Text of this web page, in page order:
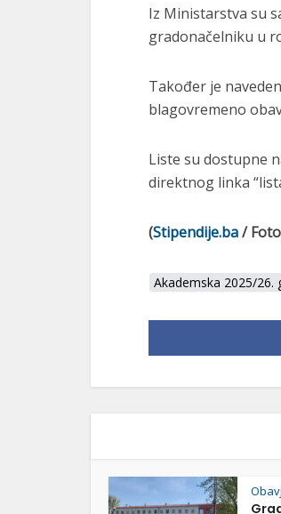
Iz Ministarstva su
gradonačelniku u
Također je
blagovremeno
Liste su dostupne
direktnog linka
(Stipendije.ba/
Akademska 2025/26.